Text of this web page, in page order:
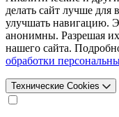
делать сайт лучше для
улучшать навигацию.
анонимны. Разрешая
нашего сайта.
обработки
Технические Cookies